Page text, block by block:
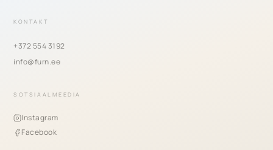
KONTAKT
+372 554 3192
info@furn.ee
SOTSIAALMEEDIA
Instagram
Facebook